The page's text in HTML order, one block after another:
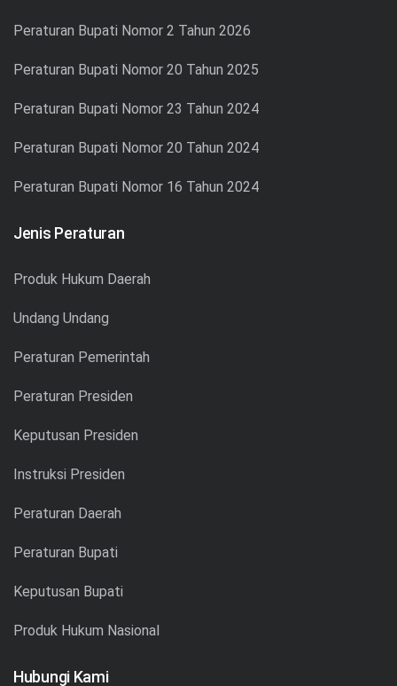
Peraturan Bupati Nomor 2 Tahun 2026
Peraturan Bupati Nomor 20 Tahun 2025
Peraturan Bupati Nomor 23 Tahun 2024
Peraturan Bupati Nomor 20 Tahun 2024
Peraturan Bupati Nomor 16 Tahun 2024
Jenis Peraturan
Produk Hukum Daerah
Undang Undang
Peraturan Pemerintah
Peraturan Presiden
Keputusan Presiden
Instruksi Presiden
Peraturan Daerah
Peraturan Bupati
Keputusan Bupati
Produk Hukum Nasional
Hubungi Kami